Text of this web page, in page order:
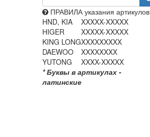
ПРАВИЛА указания артикулов
HND, KIA
XXXXX-XXXXX
HIGER
XXXXX-XXXXX
KING LONGXXXXXXXXX
DAEWOO
XXXXXXXX
YUTONG
XXXX-XXXXX
* Буквы в артикулах -
латинские